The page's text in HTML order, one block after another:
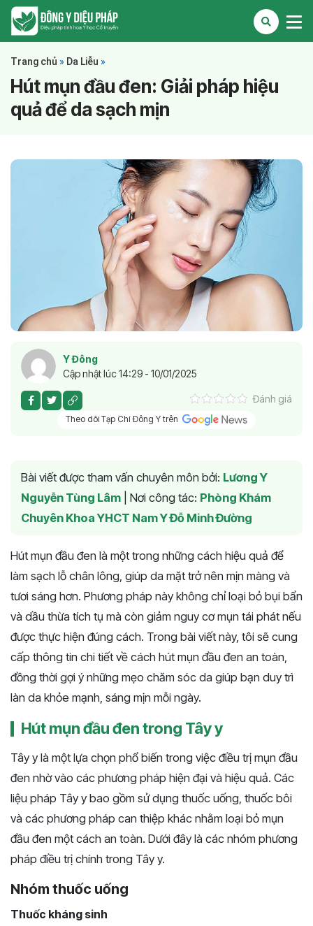
Trang chủ » Da Liễu »
Hút mụn đầu đen: Giải pháp hiệu
quả để da sạch mịn
Y Đông
Cập nhật lúc 14:29 - 10/01/2025
Đánh giá
Theo dõi Tạp Chí Đông Y trên
Bài viết được tham vấn chuyên môn bởi: Lương Y
Nguyễn Tùng Lâm
Nơi công tác: Phòng Khám
Chuyên Khoa YHCT Nam Y Đỗ Minh Đường
Hút mụn đầu đen là một trong những cách hiệu quả để
làm sạch lỗ chân lông, giúp da mặt trở nên mịn màng và
tươi sáng hơn. Phương pháp này không chỉ loại bỏ bụi bẩn
và dầu thừa tích tụ mà còn giảm nguy cơ mụn tái phát nếu
được thực hiện đúng cách. Trong bài viết này, tôi sẽ cung
cấp thông tin chi tiết về cách hút mụn đầu đen an toàn,
đồng thời gợi ý những mẹo chăm sóc da giúp bạn duy trì
làn da khỏe mạnh, sáng mịn mỗi ngày.
Hút mụn đầu đen trong Tây y
Tây y là một lựa chọn phổ biến trong việc điều trị mụn đầu
đen nhờ vào các phương pháp hiện đại và hiệu quả. Các
liệu pháp Tây y bao gồm sử dụng thuốc uống, thuốc bôi
và các phương pháp can thiệp khác nhằm loại bỏ mụn
đầu đen một cách an toàn. Dưới đây là các nhóm phương
pháp điều trị chính trong Tây y.
Nhóm thuốc uống
Thuốc kháng sinh